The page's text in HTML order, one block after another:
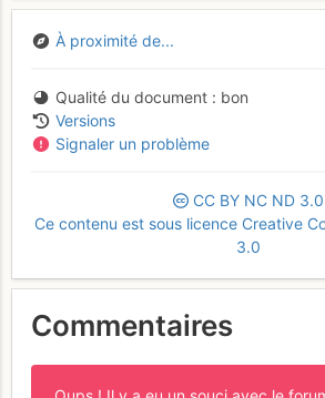
À proximité de...
Qualité du document
bon
Versions
Signaler un problème
CC BY NC ND 3.0
Ce contenu est sous licence Creative
3.0
Commentaires